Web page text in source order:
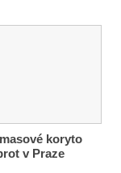
koryto
v Praze